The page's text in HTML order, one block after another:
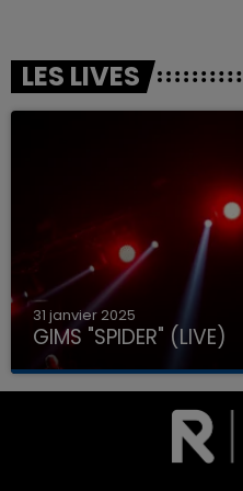
LES LIVES
31 janvier 2025
GIMS "SPIDER" (LIVE)